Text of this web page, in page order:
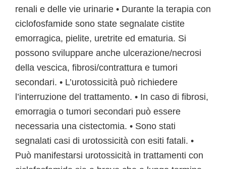
renali e delle vie urinarie • Durante la terapia con
ciclofosfamide sono state segnalate cistite
emorragica, pielite, uretrite ed ematuria. Si
possono sviluppare anche ulcerazione/necrosi
della vescica, fibrosi/contrattura e tumori
secondari. • L’urotossicità può richiedere
l’interruzione del trattamento. • In caso di fibrosi,
emorragia o tumori secondari può essere
necessaria una cistectomia. • Sono stati
segnalati casi di urotossicità con esiti fatali. •
Può manifestarsi urotossicità in trattamenti con